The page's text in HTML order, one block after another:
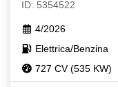
ID: 5354522
4/2026
Elettrica/Benzina
727 CV (535 KW)